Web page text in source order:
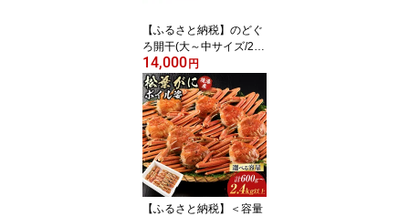
【ふるさと納税】のどぐ
ろ開干(大～中サイズ/2～
4尾) | のどぐろ ノドグロ
赤ムツ 干物 開き 一夜干
し 魚干物 高級魚 脂のり
脂がのった 旨味 凝縮
14,000 円
【ふるさと納税】＜容量